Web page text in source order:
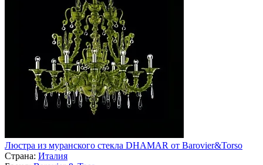
Люстра из муранского стекла DHAMAR от Barovier&Torso
Страна: Италия